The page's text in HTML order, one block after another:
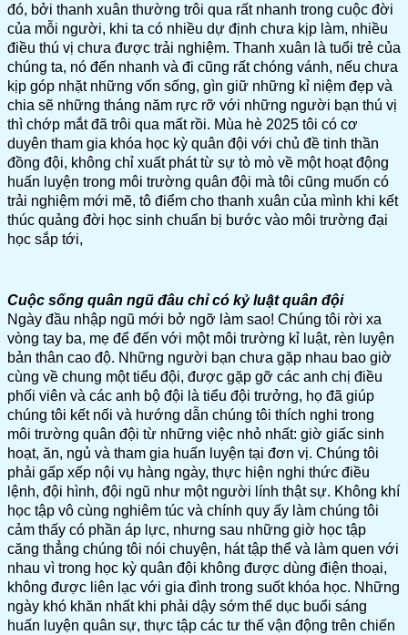
đó, bởi thanh xuân thường trôi qua rất nhanh trong cuộc đời
của mỗi người, khi ta có nhiều dự định chưa kịp làm, nhiều
điều thú vị chưa được trải nghiệm. Thanh xuân là tuổi trẻ của
chúng ta, nó đến nhanh và đi cũng rất chóng vánh, nếu chưa
kịp góp nhặt những vốn sống, gìn giữ những kỉ niệm đẹp và
chia sẽ những tháng năm rực rỡ với những người bạn thú vị
thì chớp mắt đã trôi qua mất rồi. Mùa hè 2025 tôi có cơ
duyên tham gia khóa học kỳ quân đội với chủ đề tinh thần
đồng đội, không chỉ xuất phát từ sự tò mò về một hoạt động
huấn luyện trong môi trường quân đội mà tôi cũng muốn có
trải nghiệm mới mẽ, tô điểm cho thanh xuân của mình khi kết
thúc quảng đời học sinh chuẩn bị bước vào môi trường đại
học sắp tới,
Cuộc sống quân ngũ đâu chỉ có kỷ luật quân đội
Ngày đầu nhập ngũ mới bở ngỡ làm sao! Chúng tôi rời xa
vòng tay ba, mẹ để đến với một môi trường kỉ luật, rèn luyện
bản thân cao độ. Những người bạn chưa gặp nhau bao giờ
cùng về chung một tiểu đội, được gặp gỡ các anh chị điều
phối viên và các anh bộ đội là tiểu đội trưởng, họ đã giúp
chúng tôi kết nối và hướng dẫn chúng tôi thích nghi trong
môi trường quân đội từ những việc nhỏ nhất: giờ giấc sinh
hoạt, ăn, ngủ và tham gia huấn luyện tại đơn vị. Chúng tôi
phải gấp xếp nội vụ hàng ngày, thực hiện nghi thức điều
lệnh, đội hình, đội ngũ như một người lính thật sự. Không khí
học tập vô cùng nghiêm túc và chính quy ấy làm chúng tôi
cảm thấy có phần áp lực, nhưng sau những giờ học tập
căng thẳng chúng tôi nói chuyện, hát tập thể và làm quen với
nhau vì trong học kỳ quân đội không được dùng điện thoại,
không được liên lạc với gia đình trong suốt khóa học. Những
ngày khó khăn nhất khi phải dậy sớm thể dục buổi sáng
huấn luyện quân sự, thực tập các tư thế vận động trên chiến